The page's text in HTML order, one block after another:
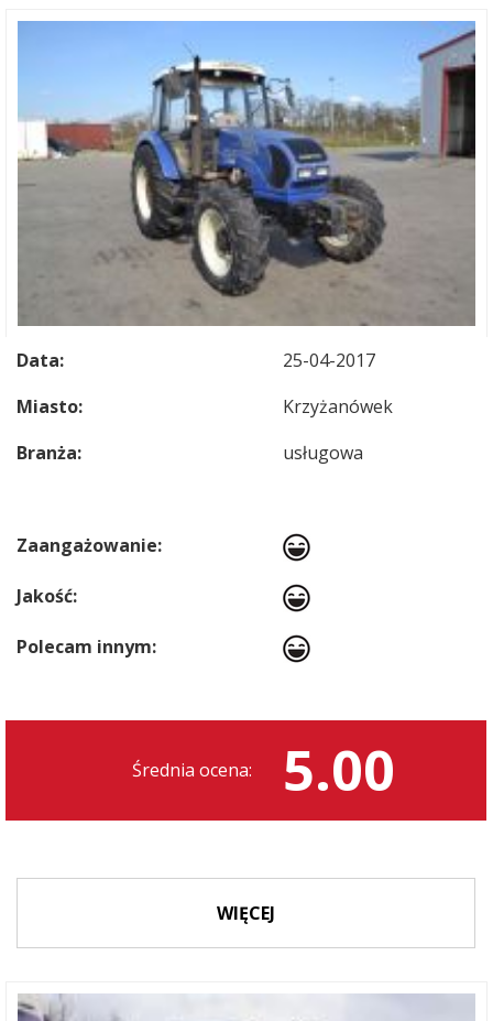
Data:
25-04-2017
Miasto:
Krzyżanówek
Branża:
usługowa
Zaangażowanie:
Jakość:
Polecam innym:
Średnia ocena: 5.00
WIĘCEJ